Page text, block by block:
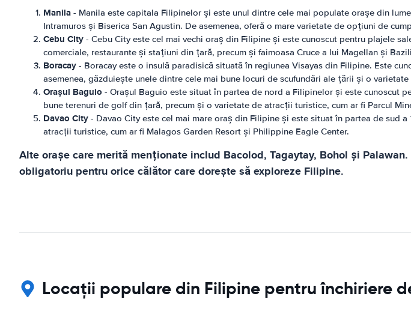
Manila - Manila este capitala Filipinelor și este unul dintre cele mai populate orașe din
Intramuros și Biserica San Agustin. De asemenea, oferă o mare varietate de opțiuni de
Cebu City - Cebu City este cel mai vechi oraș din Filipine și este cunoscut pentru plajele
comerciale, restaurante și stațiuni din țară, precum și faimoasa Cruce a lui Magellan și
Boracay - Boracay este o insulă paradisică situată în regiunea Visayas din Filipine. Este
asemenea, găzduiește unele dintre cele mai bune locuri de scufundări ale țării și o
Orașul Baguio - Orașul Baguio este situat în partea de nord a Filipinelor și este cunoscut
bune terenuri de golf din țară, precum și o varietate de atracții turistice, cum ar fi Parcul
Davao City - Davao City este cel mai mare oraș din Filipine și este situat în partea de sud
atracții turistice, cum ar fi Malagos Garden Resort și Philippine Eagle Center.
Alte orașe care merită menționate includ Bacolod, Tagaytay, Bohol și
obligatoriu pentru orice călător care dorește să exploreze Filipine.
Locații populare din Filipine pentru închiriere